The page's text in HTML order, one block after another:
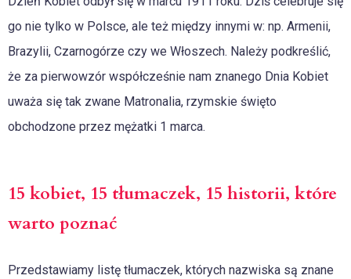
go nie tylko w Polsce, ale też między innymi w: np. Armenii,
Brazylii, Czarnogórze czy we Włoszech. Należy podkreślić,
że za pierwowzór współcześnie nam znanego Dnia Kobiet
uważa się tak zwane Matronalia, rzymskie święto
obchodzone przez mężatki 1 marca.
15 kobiet, 15 tłumaczek, 15 historii, które
warto poznać
Przedstawiamy listę tłumaczek, których nazwiska są znane